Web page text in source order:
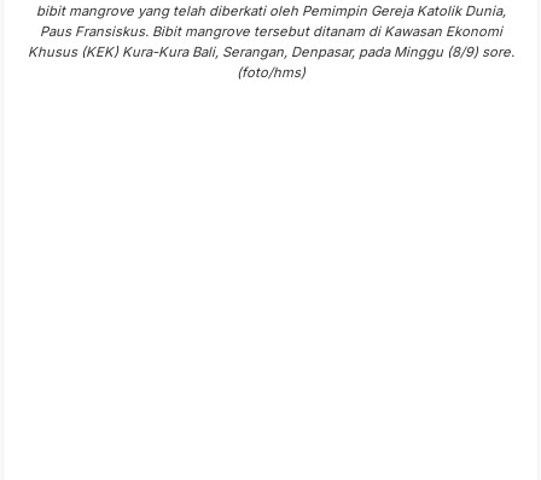
bibit mangrove yang telah diberkati oleh Pemimpin Gereja Katolik Dunia,
Paus Fransiskus. Bibit mangrove tersebut ditanam di Kawasan Ekonomi
Khusus (KEK) Kura-Kura Bali, Serangan, Denpasar, pada Minggu (8/9) sore.
(foto/hms)